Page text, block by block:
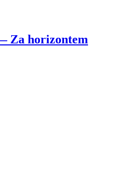
Za horizontem